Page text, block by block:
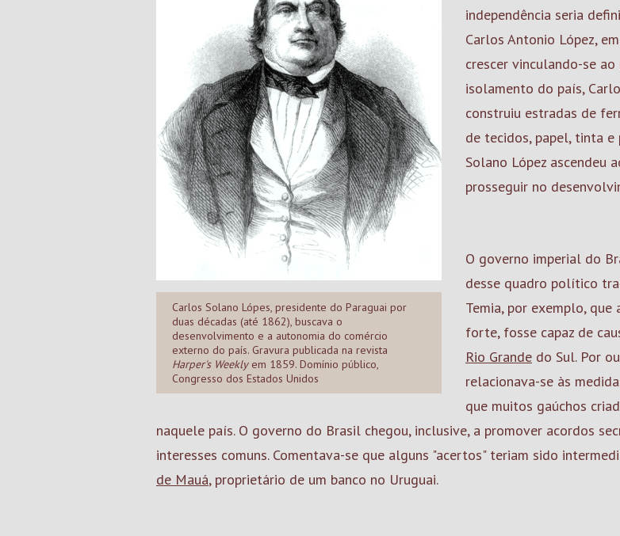
Carlos Solano Lópes, presidente do Paraguai por
duas décadas (até 1862), buscava o
desenvolvimento e a autonomia do comércio
externo do país. Gravura publicada na revista
Harper's Weeklyem 1859. Domínio público,
Congresso dos Estados Unidos
independência seria
Carlos Antonio López,
crescer vinculando-se
isolamento do país,
construiu estradas de
de tecidos, papel, tinta
Solano López ascendeu
prosseguir no
O governo imperial do
desse quadro político
Temia, por exemplo,
forte, fosse capaz de
Rio Grande do Sul. Por
relacionava-se às
que muitos gaúchos
naquele país. O governo do Brasil chegou, inclusive, a promover acordos
interesses comuns. Comentava-se que alguns "acertos" teriam sido
de Mauá, proprietário de um banco no Uruguai.